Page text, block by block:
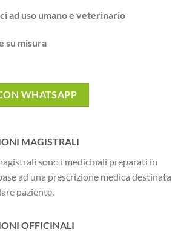
ad uso umano e veterinario
su misura
WHATSAPP
MAGISTRALI
sono i medicinali preparati in
ad una prescrizione medica destinata
paziente.
OFFICINALI